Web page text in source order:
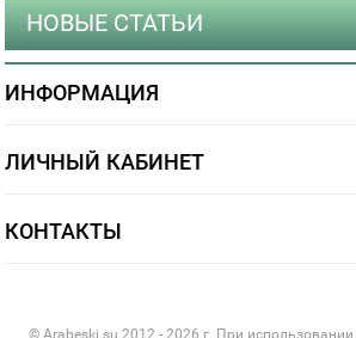
НОВЫЕ СТАТЬИ
ИНФОРМАЦИЯ
ЛИЧНЫЙ КАБИНЕТ
КОНТАКТЫ
© Arabeski.su 2012 - 2026 г. При